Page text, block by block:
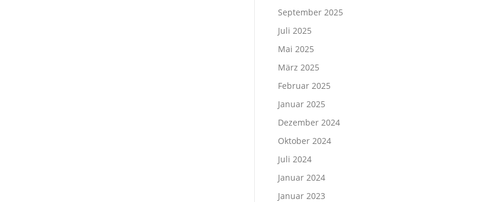
September 2025
Juli 2025
Mai 2025
März 2025
Februar 2025
Januar 2025
Dezember 2024
Oktober 2024
Juli 2024
Januar 2024
Januar 2023